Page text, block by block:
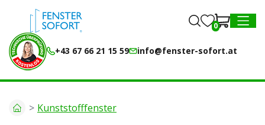
MENU
+43 67 66 21 15 59 info@fenster-sofort.at
0
Kunststofffenster